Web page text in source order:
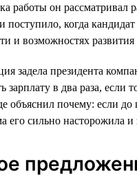
работы он
поступило, когда
и возможностях
задела президента
в два раза, если
объяснил почему: если
его сильно насторожила и